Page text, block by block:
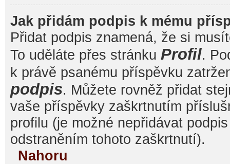
Jak přidám podpis k mému
Přidat podpis znamená, že si
To uděláte přes stránku Profil.
k právě psanému příspěvku
podpis. Můžete rovněž přidat
vaše příspěvky zaškrtnutím
profilu (je možné nepřidávat
odstraněním tohoto zaškrtnutí).
Nahoru